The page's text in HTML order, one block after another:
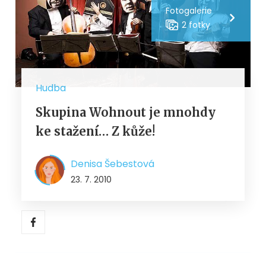
Fotogalerie
2 fotky
Hudba
Skupina Wohnout je mnohdy
ke stažení… Z kůže!
Denisa Šebestová
23. 7. 2010